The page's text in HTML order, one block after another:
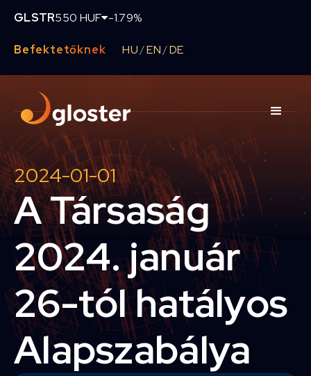
GLSTR550 HUF -1.79%
Befektetőknek HU /EN /DE
2024-01-01
A Társaság
2024. január
26-tól hatályos
Alapszabálya